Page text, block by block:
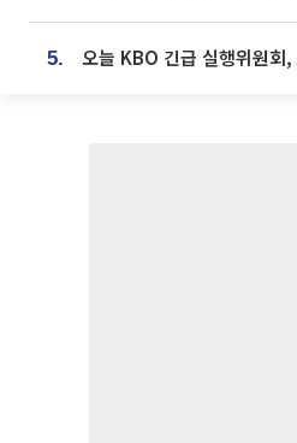
5. 오늘 KBO 긴급 실행위원회